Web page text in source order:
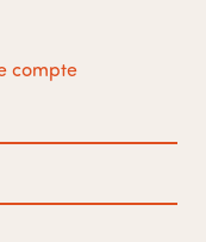
compte